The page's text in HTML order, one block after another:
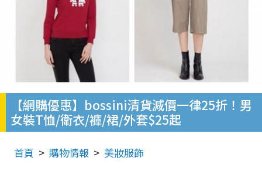
【網購優惠】bossini清貨減價一律25折！男
女裝T恤/衛衣/褲/裙/外套$25起
首頁 購物情報 美妝服飾